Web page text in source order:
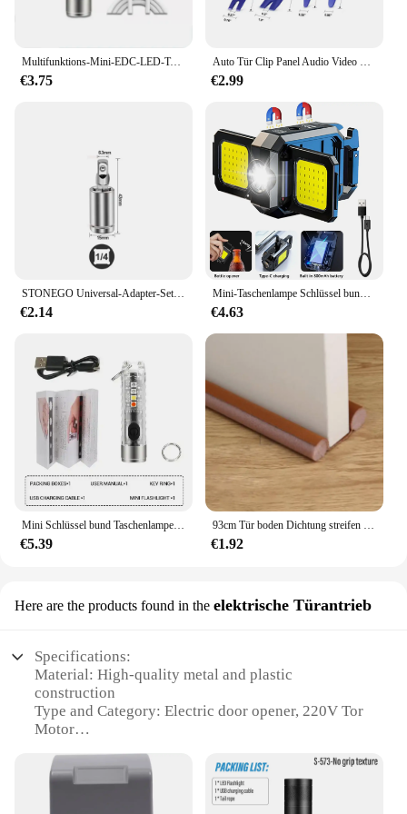
Multifunktions-Mini-EDC-LED-Taschenlampe, tragbares Schlüsselanhänger-Licht, MagneticTorch, USB wiederaufladbar, UV-Lampe, Notfall-Camping-Laterne
€3.75
Auto Tür Clip Panel Audio Video Dashboard Removal Kit Installer Neugierigen Werkzeug Navigation Demontage Automobil Nagel Puller
€2.99
STONEGO Universal-Adapter-Set für pneumatischen Schraubenschlüssel, Verbindungsschlüssel, 1/4 Zoll, 3/8 Zoll, 1/2 Zoll – Chrom-Vanadium-Stahl
€2.14
Mini-Taschenlampe Schlüssel bund Licht Cob Arbeits licht USB wiederauf ladbare Lampe mit 90 ° faltbaren Seiten lichtern super helle tragbare Laternen
€4.63
Mini Schlüssel bund Taschenlampe Typ C Schnell ladung IP66 wasserdichte Taschenlampe mit Magnet Multifunktion warnung Camping Taschenlampe
€5.39
93cm Tür boden Dichtung streifen flexibler Wind geräusch unterdrückung stopper unter Tür blocker Antik ollision staub dichte Schallschutz streifen
€1.92
Here are the products found in the elektrische Türantrieb
Specifications:
Material: High-quality metal and plastic
construction
Type and Category: Electric door opener, 220V Tor
Motor
compact build
Usage and Purpose: Ideal for residential and